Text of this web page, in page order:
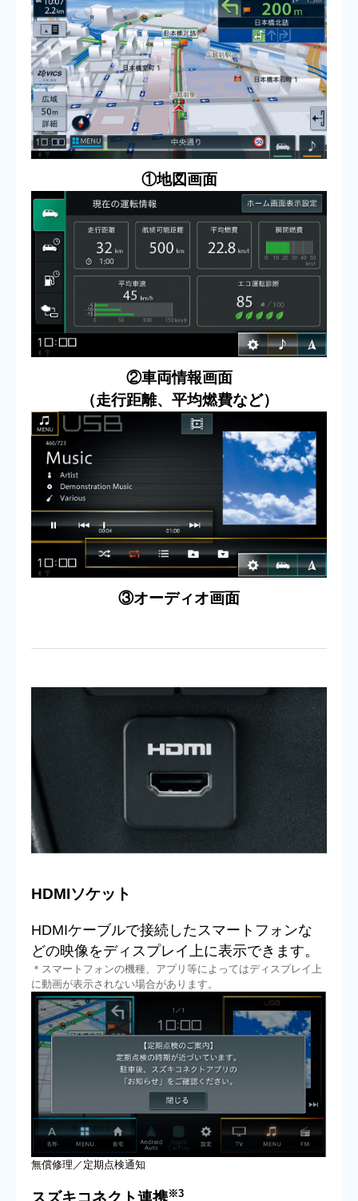
①地図画面
②車両情報画面
（走行距離、平均燃費など）
③オーディオ画面
HDMIソケット
HDMIケーブルで接続したスマートフォンな
どの映像をディスプレイ上に表示できます。
＊スマートフォンの機種、アプリ等によってはディスプレイ上
に動画が表示されない場合があります。
無償修理／定期点検通知
スズキコネクト連携※3